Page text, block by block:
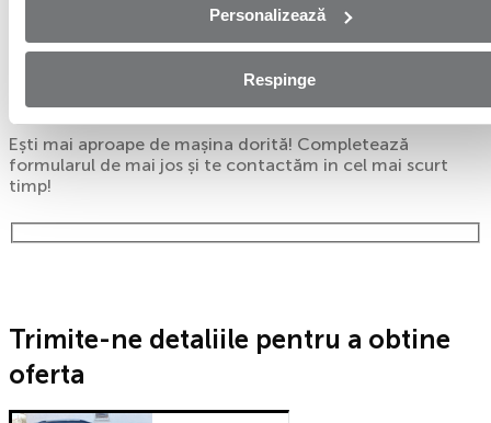
Personalizează
Respinge
Aplică online și bucură-te de
aprobare rapidă!
Ești mai aproape de mașina dorită! Completează
formularul de mai jos și te contactăm in cel mai scurt
timp!
Trimite-ne detaliile pentru a obtine
oferta